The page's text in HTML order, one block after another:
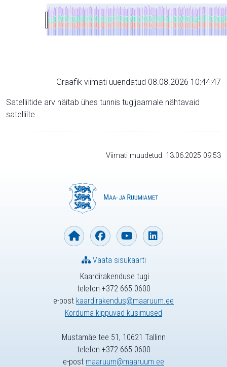
Graafik viimati uuendatud 08.08.2026 10:44:47
Satelliitide arv näitab ühes tunnis tugijaamale nähtavaid
satelliite.
Viimati muudetud: 13.06.2025 09:53
Kaardirakenduse tugi
telefon +372 665 0600
e-post kaardirakendus@maaruum.ee
Korduma kippuvad küsimused
Vaata sisukaarti
Mustamäe tee 51, 10621 Tallinn
telefon +372 665 0600
e-post maaruum@maaruum.ee